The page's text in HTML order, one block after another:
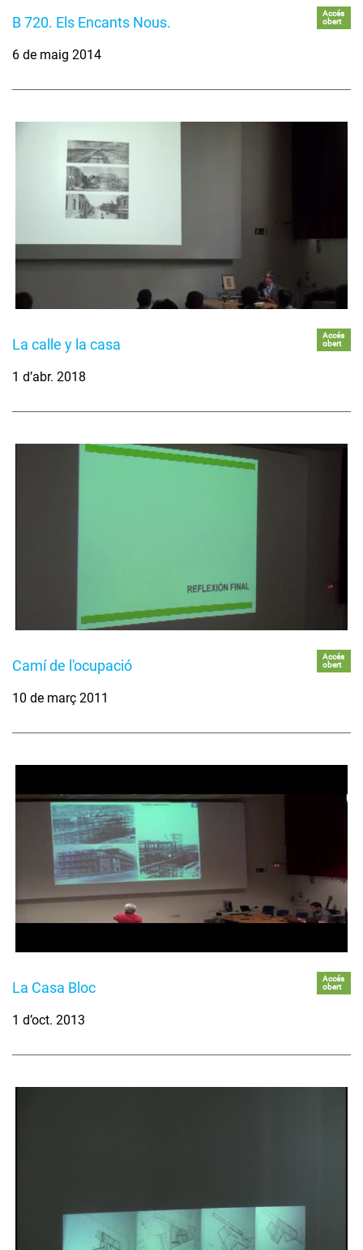
B 720. Els Encants Nous.
Accés
obert
6 de maig 2014
La calle y la casa
Accés
obert
1 d’abr. 2018
Camí de l'ocupació
Accés
obert
10 de març 2011
La Casa Bloc
Accés
obert
1 d’oct. 2013